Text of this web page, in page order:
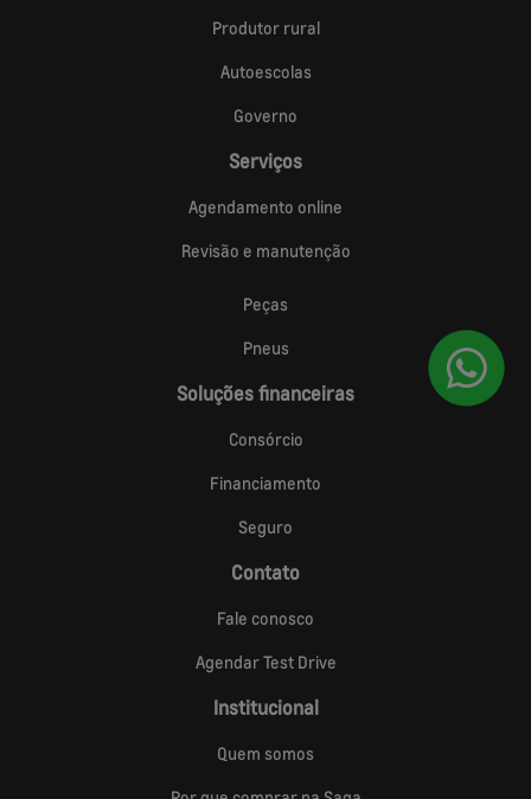
Produtor rural
Autoescolas
Governo
Serviços
Agendamento online
Revisão e manutenção
Peças
Pneus
Soluções financeiras
Consórcio
Financiamento
Seguro
Contato
Fale conosco
Agendar Test Drive
Institucional
Quem somos